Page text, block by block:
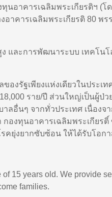
นอาคารเฉลิมพระเกียรติฯ
าคารเฉลิมพระเกียรติ 80 พร
ละการพัฒนาระบบ เทคโนโ
รัฐเพียงแห่งเดียวในประเท
18,000 ราย/ปี ส่วนใหญ่เป็นผู้ป่ว
นๆ จากทั่วประเทศ เนื่องจา
กองทุนอาคารเฉลิมพระเกีย
ยุ่งยากซับซ้อน ให้ได้รับโอก
15 years old. We provide
families.